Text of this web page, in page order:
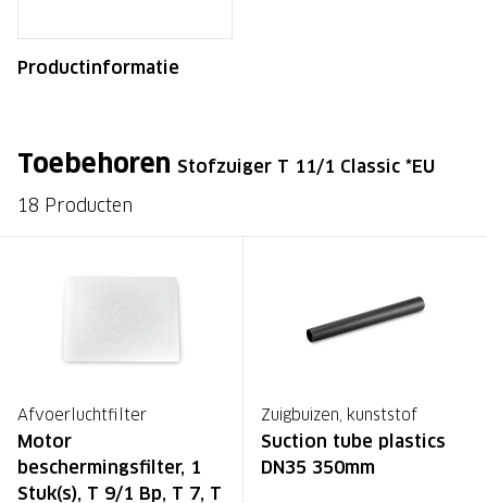
Productinformatie
Toebehoren Stofzuiger T 11/1 Classic *EU
18 Producten
Afvoerluchtfilter
Motor
beschermingsfilter, 1
Stuk(s), T 9/1 Bp, T 7, T
Zuigbuizen, kunststof
Suction tube plastics
DN35 350mm